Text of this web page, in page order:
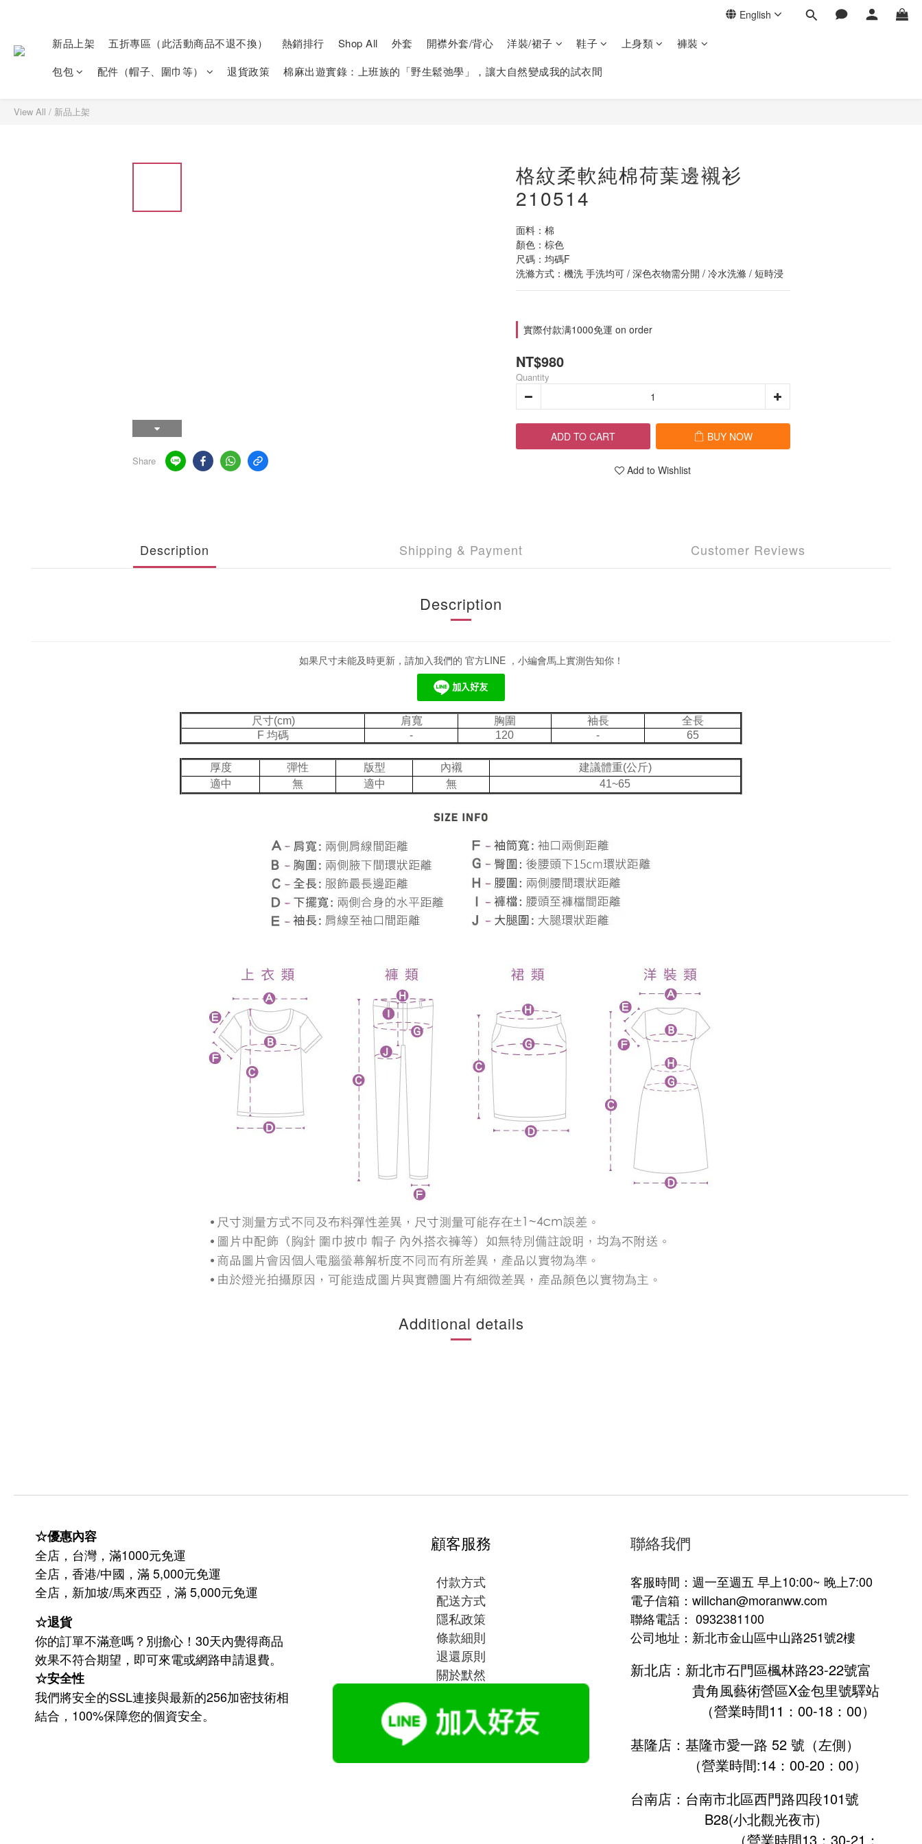
English
新品上架 五折專區（此活動商品不退不換） 熱銷排行 Shop All 外套 開襟外套/背心 洋裝/裙子 鞋子 上身類
褲裝
包包
配件（帽子、圍巾等） 退貨政策 棉麻出遊實錄：上班族的「野生鬆弛學」，讓大自然變成我的試衣間
View All / 新品上架
Share
格紋柔軟純棉荷葉邊襯衫
210514
面料：棉
顏色：棕色
尺碼：均碼F
洗滌方式：機洗 手洗均可 / 深色衣物需分開 / 冷水洗滌 / 短時浸
實際付款满1000免運 on order
NT$980
Quantity
ADD TO CART BUY NOW
Add to Wishlist
Description Shipping & Payment Customer Reviews
Description
如果尺寸未能及時更新，請加入我們的 官方LINE ，小編會馬上實測告知你！
尺寸(cm) 肩寬 胸圍 袖長
全長
F 均碼
- 120 - 65
厚度 彈性 版型 內襯
建議體重(公斤)
適中
無 適中 無 41~65
Additional details
☆優惠內容
全店，台灣，滿1000元免運
全店，香港/中國，滿 5,000元免運
全店，新加坡/馬來西亞，滿 5,000元免運
☆退貨
你的訂單不滿意嗎？別擔心！30天內覺得商品
效果不符合期望，即可來電或網路申請退費。
☆安全性
我們將安全的SSL連接與最新的256加密技術相
結合，100%保障您的個資安全。
顧客服務
付款方式
配送方式
隱私政策
條款細則
退還原則
關於默然
聯絡我們
客服時間：週一至週五 早上10:00~ 晚上7:00
電子信箱：willchan@moranww.com
聯絡電話： 0932381100
公司地址：新北市金山區中山路251號2樓
新北店：新北市石門區楓林路23-22號富
貴角風藝術營區X金包里號驛站
（營業時間11：00-18：00）
基隆店：基隆市愛一路 52 號（左側）
（營業時間:14：00-20：00）
台南店：台南市北區西門路四段101號
B28(小北觀光夜市)
（營業時間13：30-21：